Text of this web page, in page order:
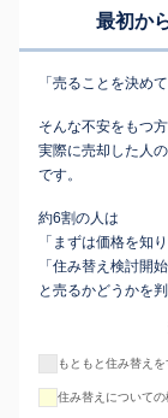
最初か
「売ることを決め
そんな不安をもつ
実際に売却した人
です。
約6割の人は
「まずは価格を知り
「住み替え検討開
と売るかどうかを
もともと住み替え
住み替えについて